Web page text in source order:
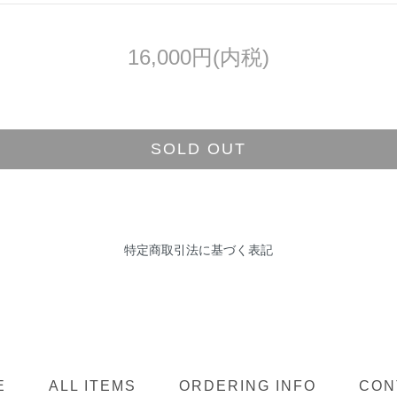
16,000円(内税)
SOLD OUT
特定商取引法に基づく表記
ALL ITEMS ORDERING INFO